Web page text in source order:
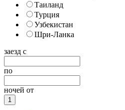
Таиланд
Турция
Узбекистан
Шри-Ланка
заезд с
по
ночей от
1